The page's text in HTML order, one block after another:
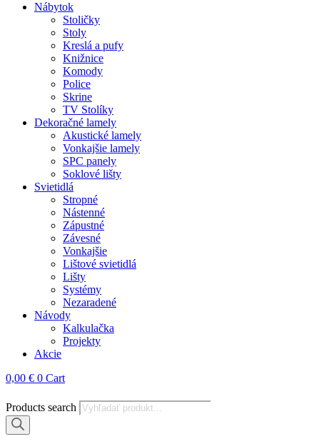
Nábytok
Stoličky
Stoly
Kreslá a pufy
Knižnice
Komody
Police
Skrine
TV Stolíky
Dekoračné lamely
Akustické lamely
Vonkajšie lamely
SPC panely
Soklové lišty
Svietidlá
Stropné
Nástenné
Zápustné
Závesné
Vonkajšie
Lištové svietidlá
Lišty
Systémy
Nezaradené
Návody
Kalkulačka
Projekty
Akcie
0,00 € 0 Cart
Products search